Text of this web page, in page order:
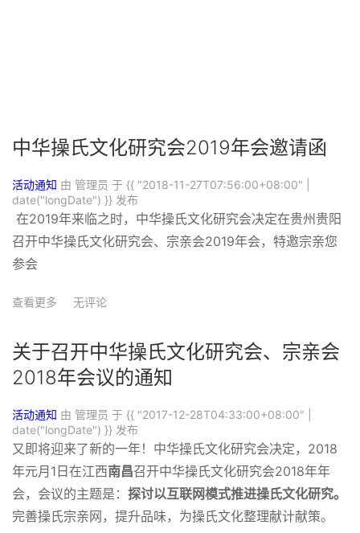
中华操氏文化研究会2019年会邀请函
活动通知 由 管理员 于 {{ "2018-11-27T07:56:00+08:00" |
date("longDate") }} 发布
在2019年来临之时，中华操氏文化研究会决定在贵州贵阳
召开中华操氏文化研究会、宗亲会2019年会，特邀宗亲您
参会
查看更多 无评论
关于召开中华操氏文化研究会、宗亲会
2018年会议的通知
活动通知 由 管理员 于 {{ "2017-12-28T04:33:00+08:00" |
date("longDate") }} 发布
又即将迎来了新的一年！中华操氏文化研究会决定，2018
年元月1日在江西南昌召开中华操氏文化研究会2018年年
会，会议的主题是： 探讨以互联网模式推进操氏文化研究。
完善操氏宗亲网，提升品味，为操氏文化整理献计献策。